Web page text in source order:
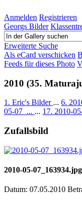
Anmelden Registrieren
Georgs Bilder
Erweiterte Suche
Als eCard verschicken
Feeds für dieses Photo
2010 (35.
1. Eric's Bilder ... 6.
05-07_... ... 17. 2010-
Zufallsbild
2010-05-07_163934.jpg
Datum: 07.05.2010